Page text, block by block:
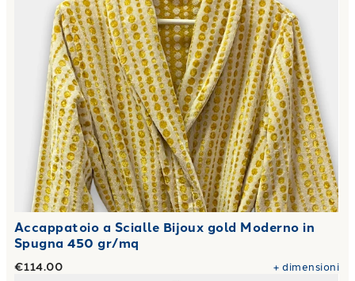
Accappatoio a Scialle Bijoux gold Moderno in
Spugna 450 gr/mq
€114.00 +dimensioni